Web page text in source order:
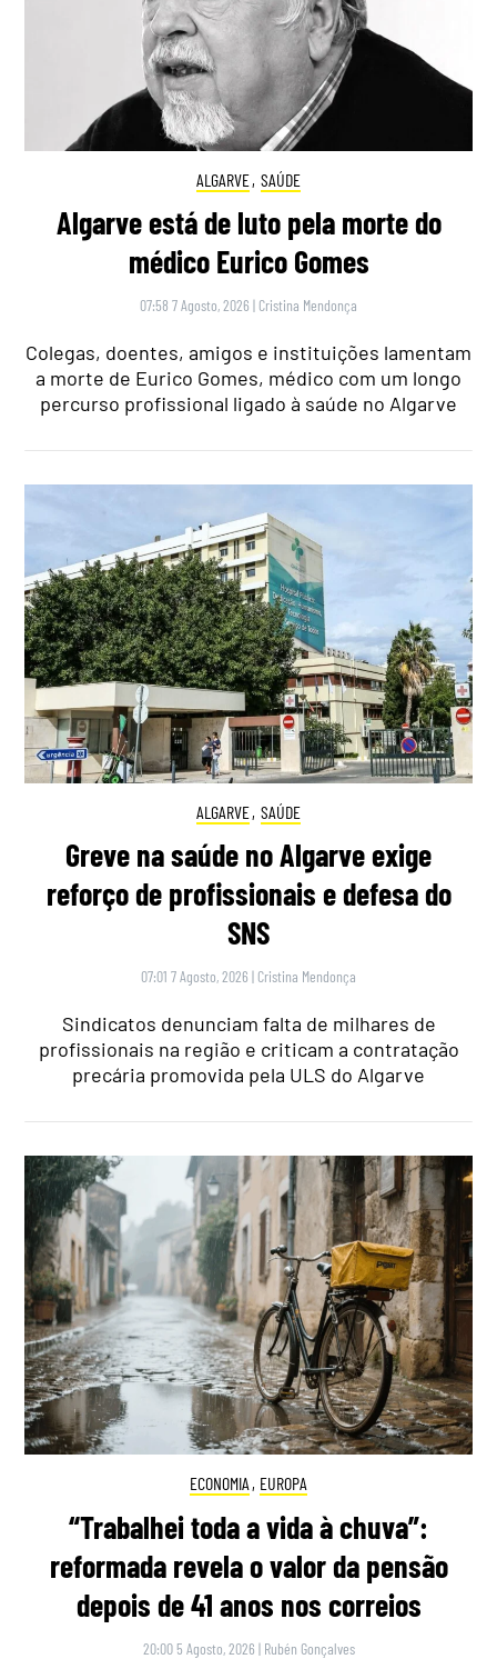
ALGARVE, SAÚDE
Algarve está de luto pela morte do
médico Eurico Gomes
07:58 7 Agosto, 2026 | Cristina Mendonça
Colegas, doentes, amigos e instituições lamentam
a morte de Eurico Gomes, médico com um longo
percurso profissional ligado à saúde no Algarve
ALGARVE, SAÚDE
Greve na saúde no Algarve exige
reforço de profissionais e defesa do
SNS
07:01 7 Agosto, 2026 | Cristina Mendonça
Sindicatos denunciam falta de milhares de
profissionais na região e criticam a contratação
precária promovida pela ULS do Algarve
ECONOMIA , EUROPA
“Trabalhei toda a vida à chuva”:
reformada revela o valor da pensão
depois de 41 anos nos correios
20:00 5 Agosto, 2026 | Rubén Gonçalves